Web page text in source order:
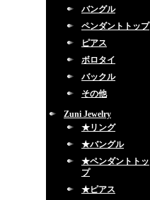
バングル
ペンダントトップ
ピアス
ボロタイ
バックル
その他
Zuni Jewelry
★リング
★バングル
★ペンダントトッ
プ
★ピアス